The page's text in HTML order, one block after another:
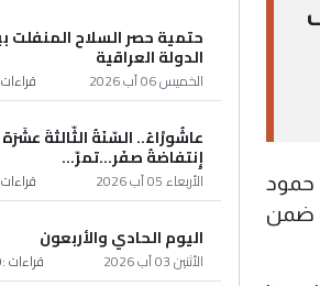
من 60 ألف
حمود
ضمن
حتمية حصر السلاح المنفلت
الدولة العراقية
الخميس 06 آب 2026
عاشُورْاءُ.. السّنَةُ الثّالثةَ
إِنتفاضةُ صفَر…تمرّ...
الأربعاء 05 آب 2026
اليوم الحادي والأربعون
الأثنين 03 آب 2026 قراءات :